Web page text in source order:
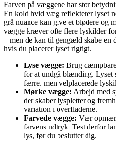
Farven på væggene har stor
En kold hvid væg reflekterer lyset
grå nuance kan give et blødere og
vægge kræver ofte flere lyskilder
– men de kan til gengæld skabe en
hvis du placerer lyset rigtigt.
Lyse vægge: Brug
for at undgå blænding. Lyset
færre, men velplacerede
Mørke vægge: Arbejd med
der skaber lyspletter og
variation i overfladerne.
Farvede vægge: Vær
farvens udtryk. Test derfor
lys, før du beslutter dig.